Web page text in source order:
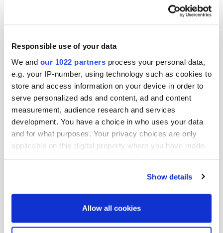
Responsible use of your data
We and our 1022 partners process your personal data,
e.g. your IP-number, using technology such as cookies to
store and access information on your device in order to
serve personalized ads and content, ad and content
measurement, audience research and services
development. You have a choice in who uses your data
and for what purposes. Your privacy choices are only
applicable on this digital property where you have made
If you allow, we would also like to:
Show details
Allow all cookies
(2): Volyymi: 150 Yksikköhinta: 0.93 EUR
(3): Volyymi: 2741 Yksikköhinta: 0.93 EUR
(4): Volyymi: 1581 Yksikköhinta: 0.93 EUR
(5): Volyymi: 1000 Yksikköhinta: 0.93 EUR
Lisää uutisia